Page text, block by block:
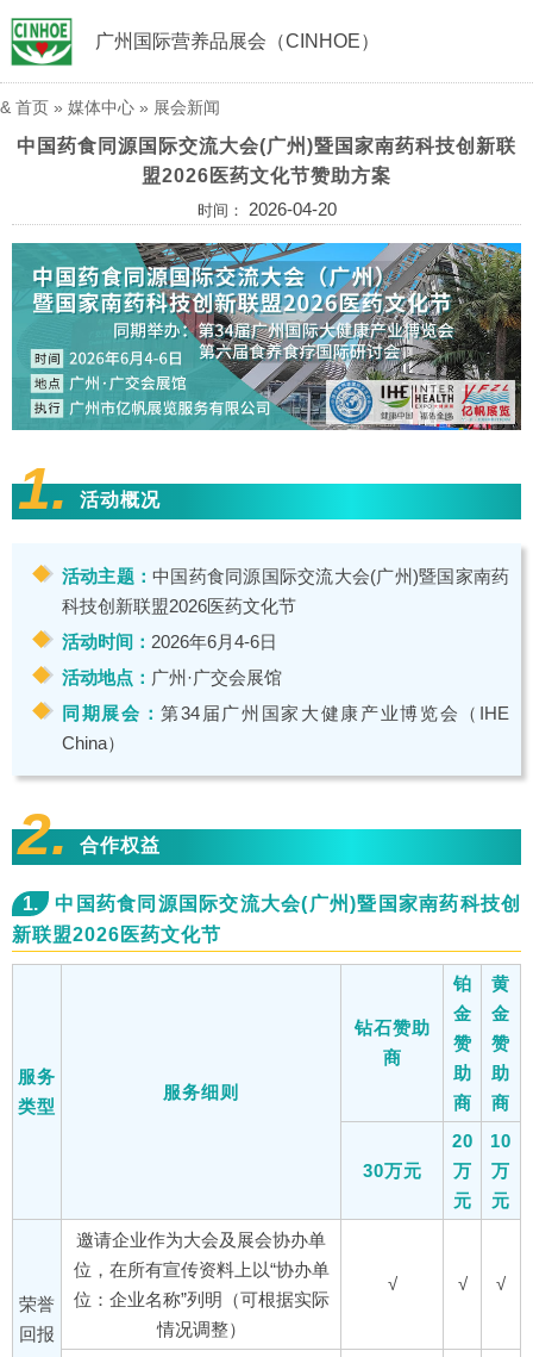
广州国际营养品展会（CINHOE）
& 首页 » 媒体中心 » 展会新闻
中国药食同源国际交流大会(广州)暨国家南药科技创新联
盟2026医药文化节赞助方案
时间： 2026-04-20
1. 活动概况
活动主题：中国药食同源国际交流大会(广州)暨国家南药
科技创新联盟2026医药文化节
活动时间： 2026年6月4-6日
活动地点： 广州·广交会展馆
同期展会：第34届广州国家大健康产业博览会（IHE
China）
2. 合作权益
1.
中国药食同源国际交流大会(广州)暨国家南药科技创
新联盟2026医药文化节
服务
类型
服务细则
钻石赞助
商
铂
金
赞
助
商
黄
金
赞
助
商
30万元
20
万
元
10
万
元
荣誉
回报
邀请企业作为大会及展会协办单
位，在所有宣传资料上以“协办单
位：企业名称”列明（可根据实际
情况调整）
√ √ √